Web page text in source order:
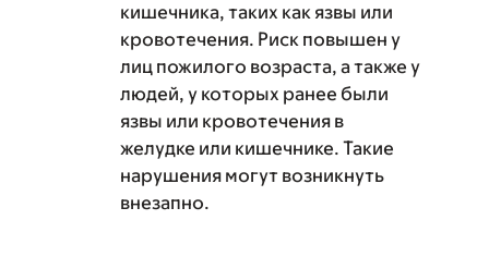
кишечника, таких как язвы или
кровотечения. Риск повышен у
лиц пожилого возраста, а также у
людей, у которых ранее были
язвы или кровотечения в
желудке или кишечнике. Такие
нарушения могут возникнуть
внезапно.